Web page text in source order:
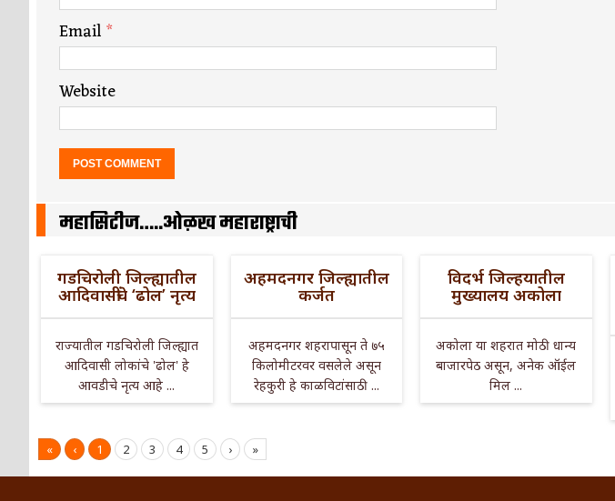
Email*
Website
महासिटीज…..ओळख महाराष्ट्राची
गडचिरोली जिल्ह्यातील
आदिवासींचे ‘ढोल’ नृत्य
राज्यातील गडचिरोली जिल्ह्यात
आदिवासी लोकांचे 'ढोल' हे
आवडीचे नृत्य आहे ...
अहमदनगर जिल्ह्यातील
कर्जत
अहमदनगर शहरापासून ते ७५
किलोमीटरवर वसलेले असून
रेहकुरी हे काळविटांसाठी ...
विदर्भ जिल्हयातील
मुख्यालय अकोला
अकोला या शहरात मोठी धान्य
बाजारपेठ असून, अनेक ऑईल
मिल ...
« ‹ 1 2 3 4 5 › »